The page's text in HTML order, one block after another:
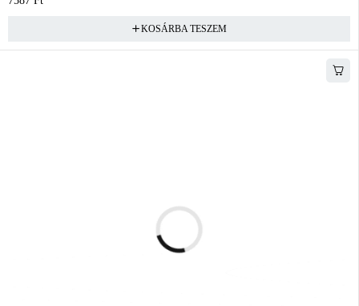
KOSÁRBA TESZEM